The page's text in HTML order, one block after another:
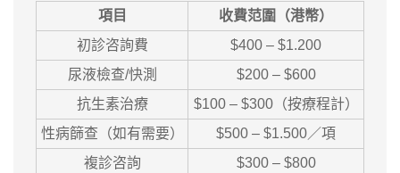
項目
收費范圍（港幣）
初診咨詢費
$400 – $1.200
尿液檢查/快測
$200 – $600
抗生素治療
$100 – $300（按療程計）
性病篩查（如有需要）
$500 – $1.500／項
複診咨詢
$300 – $800